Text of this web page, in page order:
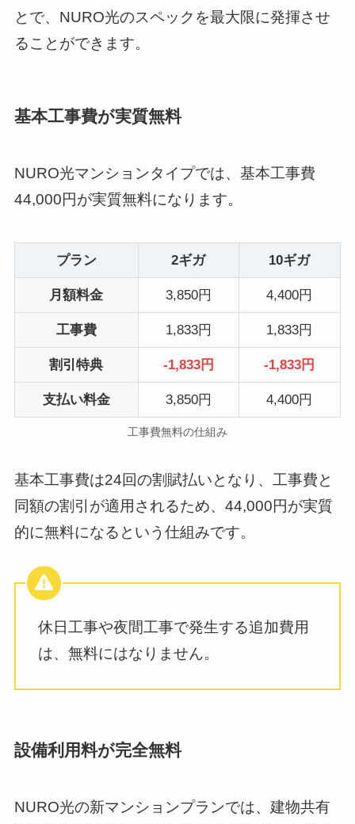
とで、NURO光のスペックを最大限に発揮させ
ることができます。
基本工事費が実質無料
NURO光マンションタイプでは、基本工事費
44,000円が実質無料になります。
プラン 2ギガ 10ギガ
月額料金 3,850円 4,400円
工事費 1,833円 1,833円
割引特典 -1,833円 -1,833円
支払い料金 3,850円 4,400円
工事費無料の仕組み
基本工事費は24回の割賦払いとなり、工事費と
同額の割引が適用されるため、44,000円が実質
的に無料になるという仕組みです。
休日工事や夜間工事で発生する追加費用
は、無料にはなりません。
設備利用料が完全無料
NURO光の新マンションプランでは、建物共有